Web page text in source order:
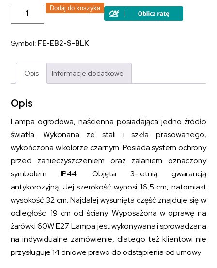
ilość
Kinkiet
lampa
English
jedno
światła
mała
Dodaj do koszyka
Symbol: FE-EB2-S-BLK
Opis Informacje dodatkowe
Opis
Lampa ogrodowa, naścienna posiadająca jedno źródło
światła. Wykonana ze stali i szkła prasowanego,
wykończona w kolorze czarnym. Posiada system ochrony
przed zanieczyszczeniem oraz zalaniem oznaczony
symbolem IP44. Objęta 3-letnią gwarancją
antykorozyjną. Jej szerokość wynosi 16,5 cm, natomiast
wysokość 32 cm. Najdalej wysunięta część znajduje się w
odległości 19 cm od ściany. Wyposażona w oprawę na
żarówki 60W E27. Lampa jest wykonywana i sprowadzana
na indywidualne zamówienie, dlatego też klientowi nie
przysługuje 14 dniowe prawo do odstąpienia od umowy.